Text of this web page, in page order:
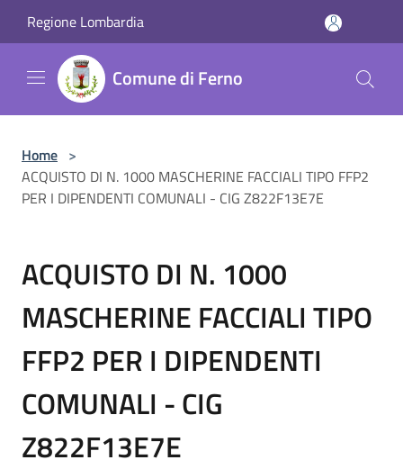
Regione Lombardia
Comune di Ferno
Home >
ACQUISTO DI N. 1000 MASCHERINE FACCIALI TIPO FFP2
PER I DIPENDENTI COMUNALI - CIG Z822F13E7E
ACQUISTO DI N. 1000
MASCHERINE FACCIALI TIPO
FFP2 PER I DIPENDENTI
COMUNALI - CIG
Z822F13E7E